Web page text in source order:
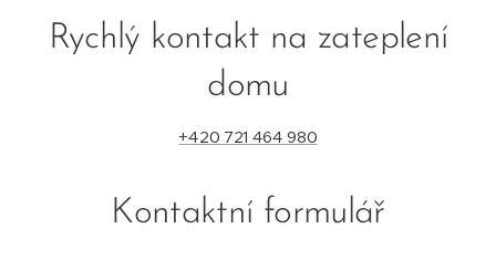
Rychlý kontakt na zateplení
domu
+420 721 464 980
Kontaktní formulář